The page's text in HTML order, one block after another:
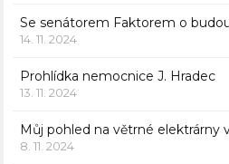
Se senátorem Faktorem o
14. 11. 2024
Prohlídka nemocnice J. Hradec
13. 11. 2024
Můj pohled na větrné elektrárny
8. 11. 2024